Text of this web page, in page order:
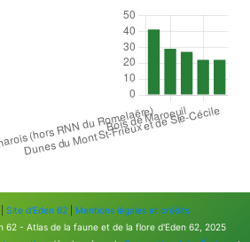
Site d'Eden 62|
Mentions légales et crédits
62 - Atlas de la faune et de la flore d'Eden 62, 2025